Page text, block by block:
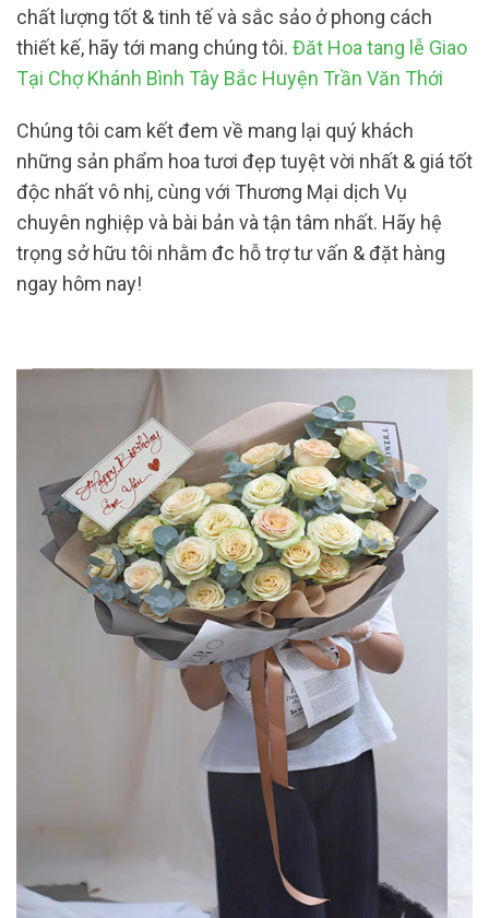
chất lượng tốt & tinh tế và sắc sảo ở phong cách
thiết kế, hãy tới mang chúng tôi. Đăt Hoa tang lễ Giao
Tại Chợ Khánh Bình Tây Bắc Huyện Trần Văn Thới
Chúng tôi cam kết đem về mang lại quý khách
những sản phẩm hoa tươi đẹp tuyệt vời nhất & giá tốt
độc nhất vô nhị, cùng với Thương Mại dịch Vụ
chuyên nghiệp và bài bản và tận tâm nhất. Hãy hệ
trọng sở hữu tôi nhằm đc hỗ trợ tư vấn & đặt hàng
ngay hôm nay!